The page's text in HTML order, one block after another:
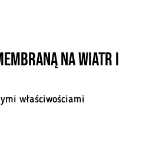
na wiatr i
właściwościami